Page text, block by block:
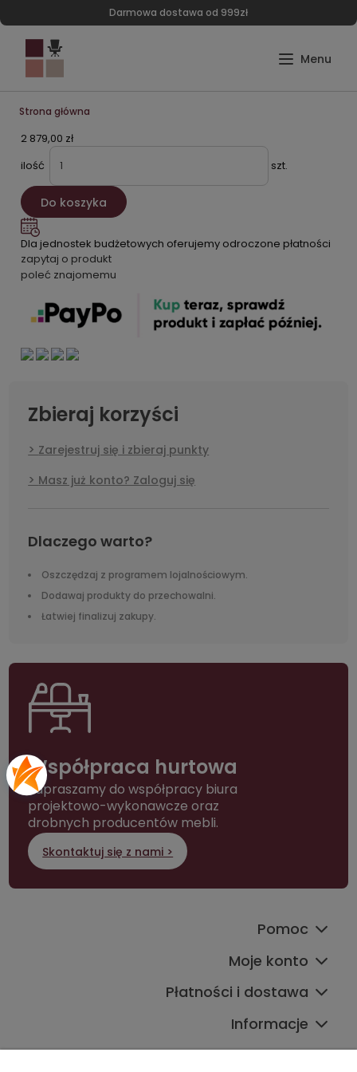
Darmowa dostawa od 999zł
Strona główna
2 879,00 zł
ilość
szt.
Do koszyka
Dla jednostek budżetowych oferujemy odroczone płatności
zapytaj o produkt
poleć znajomemu
Zbieraj korzyści
Zarejestruj się i zbieraj punkty
Masz już konto? Zaloguj się
Dlaczego warto?
Oszczędzaj z programem lojalnościowym.
Dodawaj produkty do przechowalni.
Łatwiej finalizuj zakupy.
Współpraca hurtowa
Zapraszamy do współpracy biura
projektowo-wykonawcze oraz
drobnych producentów mebli.
Skontaktuj się z nami >
Pomoc
Moje konto
Płatności i dostawa
Informacje
Kontakt ze sklepem